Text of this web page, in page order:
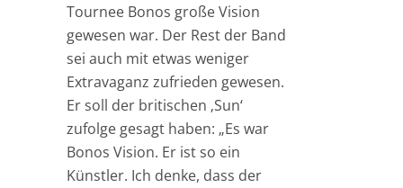
Tournee Bonos große Vision
gewesen war. Der Rest der Band
sei auch mit etwas weniger
Extravaganz zufrieden gewesen.
Er soll der britischen ‚Sun‘
zufolge gesagt haben: „Es war
Bonos Vision. Er ist so ein
Künstler. Ich denke, dass der